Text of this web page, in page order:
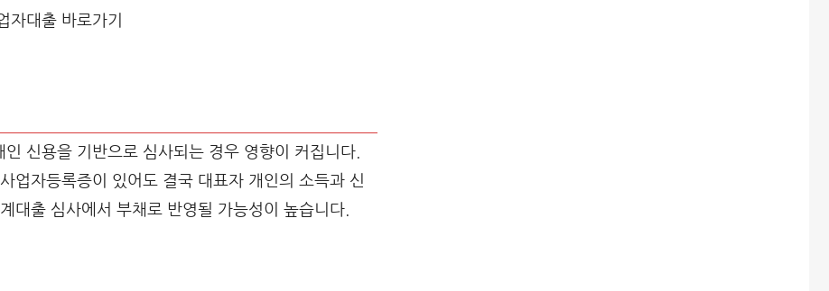
신용을 기반으로 심사되는 경우 영향이 커집니다.
업자등록증이 있어도 결국 대표자 개인의 소득과 신
대출 심사에서 부채로 반영될 가능성이 높습니다.